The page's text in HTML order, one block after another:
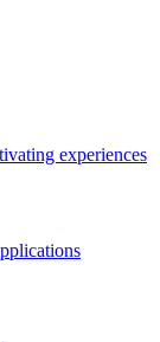
experiences